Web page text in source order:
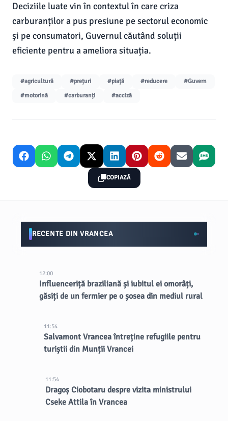
Deciziile luate vin în contextul în care criza
carburanților a pus presiune pe sectorul economic
și pe consumatori, Guvernul căutând soluții
eficiente pentru a ameliora situația.
#agricultură #prețuri #piață #reducere
#Guvern
#motorină
#carburanți #acciză
COPIAZĂ
RECENTE DIN VRANCEA
12:00
Influenceriță braziliană și iubitul ei omorâți,
găsiți de un fermier pe o șosea din mediul rural
11:54
Salvamont Vrancea întreține refugiile pentru
turiștii din Munții Vrancei
11:54
Dragoș Ciobotaru despre vizita ministrului
Cseke Attila în Vrancea